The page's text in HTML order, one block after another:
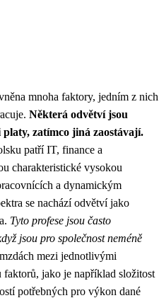
mnoha faktory, jedním z nich
Některá odvětví jsou
zatímco jiná zaostávají.
patří IT, finance a
charakteristické vysokou
a dynamickým
se nachází odvětví jako
Tyto profese jsou často
jsou pro společnost neméně
mezi jednotlivými
jako je například složitost
potřebných pro výkon dané